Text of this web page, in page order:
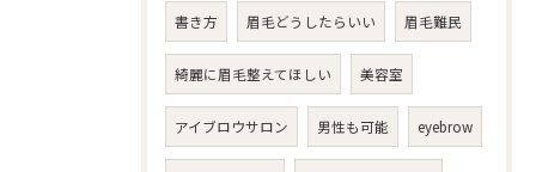
書き方 眉毛どうしたらいい 眉毛難民
綺麗に眉毛整えてほしい 美容室
アイブロウサロン 男性も可能 eyebrow